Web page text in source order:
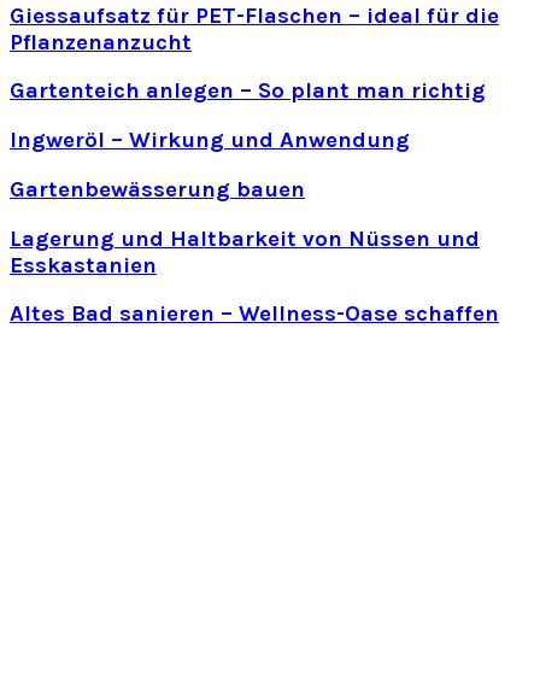
Giessaufsatz für PET-Flaschen – ideal für die
Pflanzenanzucht
Gartenteich anlegen – So plant man richtig
Ingweröl – Wirkung und Anwendung
Gartenbewässerung bauen
Lagerung und Haltbarkeit von Nüssen und
Esskastanien
Altes Bad sanieren – Wellness-Oase schaffen